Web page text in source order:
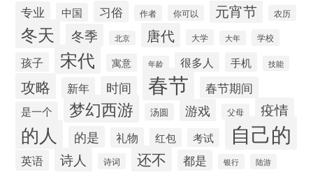
专业 中国 习俗 作者 你可以 元宵节 农历
冬天 冬季 北京 唐代 大学 大年 学校
孩子 宋代 寓意 年龄 很多人 手机 技能
攻略 新年 时间 春节 春节期间
是一个 梦幻西游 汤圆 游戏 父母 疫情
的人 的是 礼物 红包 考试 自己的
英语 诗人 诗词 还不 都是 银行 陆游